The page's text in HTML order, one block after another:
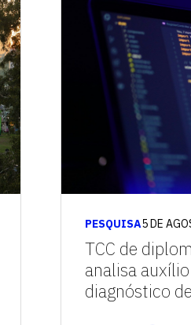
PESQUISA5 DE
TCC de
analisa
diagnóstico
de curso
2º ano de curso